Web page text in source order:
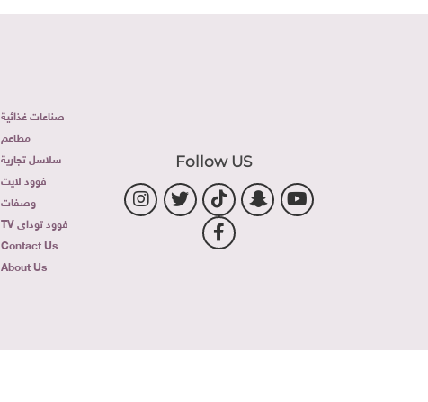
Follow US
صناعات غذائية
مطاعم
سلاسل تجارية
فوود لايت
وصفات
فوود توداى TV
Contact Us
About Us